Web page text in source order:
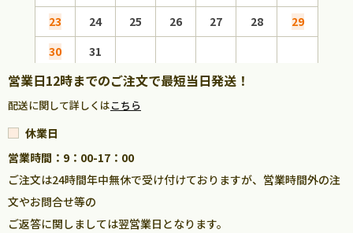
23
24 25 26 27 28
29
30
31
営業日12時までのご注文で最短当日発送！
配送に関して詳しくはこちら
休業日
営業時間：9：00-17：00
ご注文は24時間年中無休で受け付けておりますが、営業時間外の注
文やお問合せ等の
ご返答に関しましては翌営業日となります。